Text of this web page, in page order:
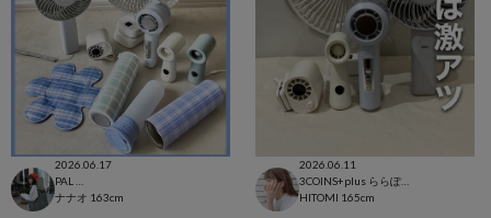
2026.06.17
ナナオ 163cm
2026.06.11
3COINS+plus ららぽーと和泉店
HITOMI 165cm